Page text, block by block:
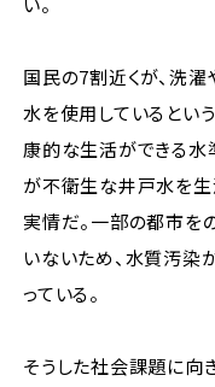
国民の7割近くが、洗
水を使用しているとい
康的な生活ができる水
が不衛生な井戸水を
実情だ。一部の都市を
いないため、水質汚
っている。
そうした社会課題に向